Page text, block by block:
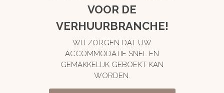
VOOR DE
VERHUURBRANCHE!
WIJ ZORGEN DAT UW
ACCOMMODATIE SNEL EN
GEMAKKELIJK GEBOEKT KAN
WORDEN.